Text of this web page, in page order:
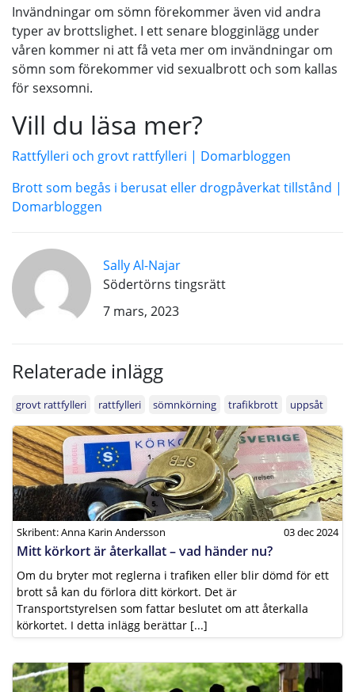
Invändningar om sömn förekommer även vid andra
typer av brottslighet. I ett senare blogginlägg under
våren kommer ni att få veta mer om invändningar om
sömn som förekommer vid sexualbrott och som kallas
för sexsomni.
Vill du läsa mer?
Rattfylleri och grovt rattfylleri | Domarbloggen
Brott som begås i berusat eller drogpåverkat tillstånd |
Domarbloggen
Sally Al-Najar
Södertörns tingsrätt
7 mars, 2023
Relaterade inlägg
grovt rattfylleri rattfylleri sömnkörning trafikbrott uppsåt
Skribent: Anna Karin Andersson 03 dec 2024
Mitt körkort är återkallat – vad händer nu?
Om du bryter mot reglerna i trafiken eller blir dömd för ett
brott så kan du förlora ditt körkort. Det är
Transportstyrelsen som fattar beslutet om att återkalla
körkortet. I detta inlägg berättar [...]